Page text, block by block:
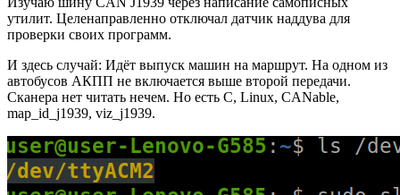
утилит. Целенаправленно отключал датчик наддува для
проверки своих программ.
И здесь случай: Идёт выпуск машин на маршрут. На одном из
автобусов АКПП не включается выше второй передачи.
Сканера нет читать нечем. Но есть C, Linux, CANable,
map_id_j1939, viz_j1939.